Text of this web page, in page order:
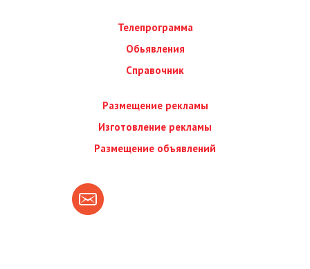
Телепрограмма
Обьявления
Справочник
Размещение рекламы
Изготовление рекламы
Размещение объявлений